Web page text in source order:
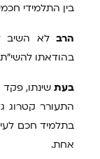
בין התלמידי
הרב לא השיב
בהודאתו
בעת שינתו,
התעורר קטרוג
בתלמיד חכם
אחת.